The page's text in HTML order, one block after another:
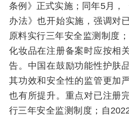
条例》正式实施；同年5月，
办法》也开始实施，强调对
原料实行三年安全监测制度
化妆品在注册备案时应按相
告。中国在鼓励功能性护肤
其功效和安全性的监管更加
也有所提升。重点对已注册
行三年安全监测制度；自